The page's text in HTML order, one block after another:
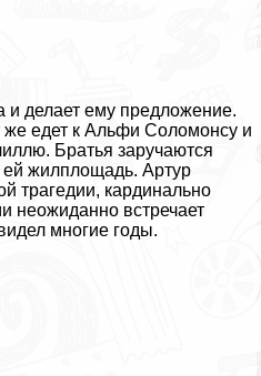
и делает ему предложение.
едет к Альфи Соломонсу и
Братья заручаются
жилплощадь. Артур
трагедии, кардинально
неожиданно встречает
многие годы.